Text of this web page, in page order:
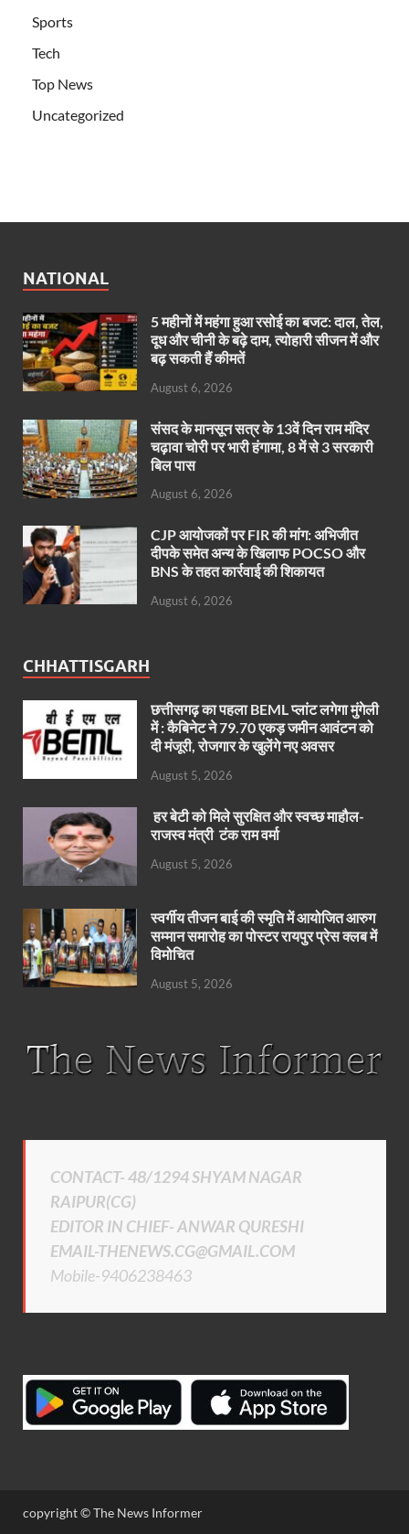
Sports
Tech
Top News
Uncategorized
NATIONAL
5 महीनों में महंगा हुआ रसोई का बजट: दाल, तेल,
दूध और चीनी के बढ़े दाम, त्योहारी सीजन में और
बढ़ सकती हैं कीमतें
August 6, 2026
संसद के मानसून सत्र के 13वें दिन राम मंदिर
चढ़ावा चोरी पर भारी हंगामा, 8 में से 3 सरकारी
बिल पास
August 6, 2026
CJP आयोजकों पर FIR की मांग: अभिजीत
दीपके समेत अन्य के खिलाफ POCSO और
BNS के तहत कार्रवाई की शिकायत
August 6, 2026
CHHATTISGARH
छत्तीसगढ़ का पहला BEML प्लांट लगेगा मुंगेली
में : कैबिनेट ने 79.70 एकड़ जमीन आवंटन को
दी मंजूरी, रोजगार के खुलेंगे नए अवसर
August 5, 2026
हर बेटी को मिले सुरक्षित और स्वच्छ माहौल-
राजस्व मंत्री टंक राम वर्मा
August 5, 2026
स्वर्गीय तीजन बाई की स्मृति में आयोजित आरुग
सम्मान समारोह का पोस्टर रायपुर प्रेस क्लब में
विमोचित
August 5, 2026
CONTACT- 48/1294 SHYAM NAGAR
RAIPUR(CG)
EDITOR IN CHIEF- ANWAR QURESHI
EMAIL-THENEWS.CG@GMAIL.COM
Mobile-9406238463
copyright © The News Informer